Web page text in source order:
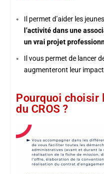
Il permet d’aider les
l’activité dans une
un vrai projet
Il vous permet de lancer
augmenteront leur
Pourquoi choisir
du CROS ?